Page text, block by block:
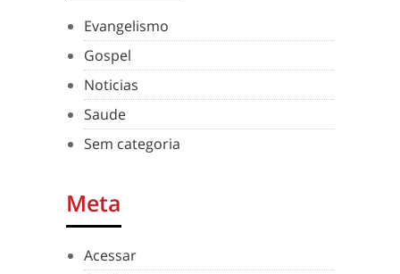
Evangelismo
Gospel
Noticias
Saude
Sem categoria
Meta
Acessar